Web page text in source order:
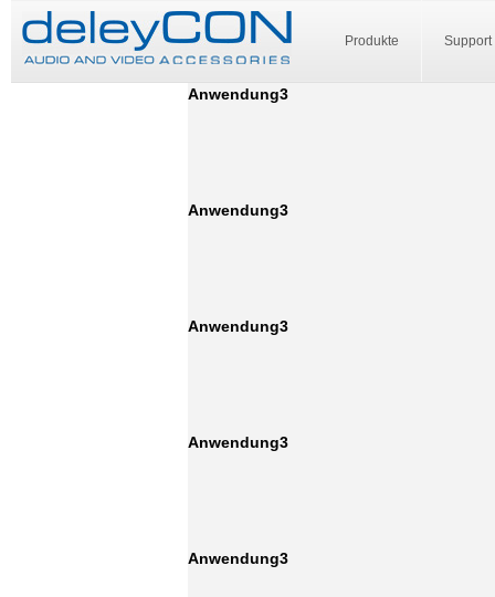
Produkte Support
Anwendung3
Anwendung3
Anwendung3
Anwendung3
Anwendung3